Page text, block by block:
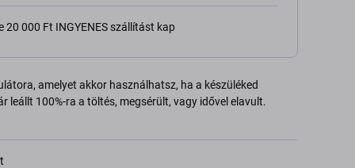
20 000 Ft INGYENES szállítást kap
amelyet akkor használhatsz, ha a készüléked
leállt 100%-ra a töltés, megsérült, vagy idővel elavult.